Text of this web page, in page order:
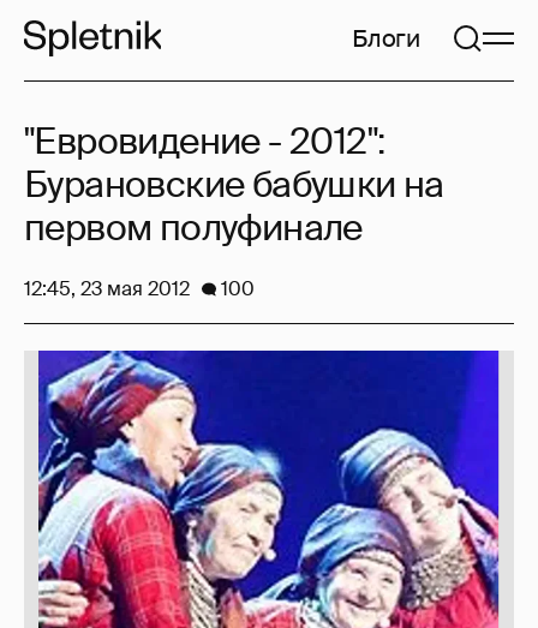
Блоги
"Евровидение - 2012":
Бурановские бабушки на
первом полуфинале
12:45, 23 мая 2012 100